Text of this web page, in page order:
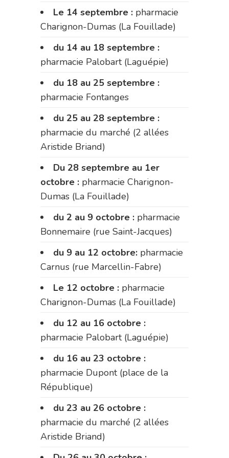
Le 14 septembre : pharmacie
Charignon-Dumas (La Fouillade)
du 14 au 18 septembre :
pharmacie Palobart (Laguépie)
du 18 au 25 septembre :
pharmacie Fontanges
du 25 au 28 septembre :
pharmacie du marché (2 allées
Aristide Briand)
Du 28 septembre au 1er
octobre : pharmacie Charignon-
Dumas (La Fouillade)
du 2 au 9 octobre : pharmacie
Bonnemaire (rue Saint-Jacques)
du 9 au 12 octobre: pharmacie
Carnus (rue Marcellin-Fabre)
Le 12 octobre : pharmacie
Charignon-Dumas (La Fouillade)
du 12 au 16 octobre :
pharmacie Palobart (Laguépie)
du 16 au 23 octobre :
pharmacie Dupont (place de la
République)
du 23 au 26 octobre :
pharmacie du marché (2 allées
Aristide Briand)